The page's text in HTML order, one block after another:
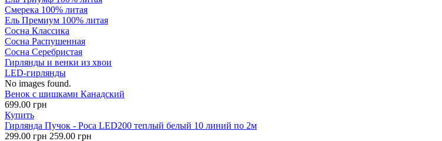
Смерека 100% литая
Ель Премиум 100% литая
Сосна Классика
Сосна Распушенная
Сосна Серебристая
Гирлянды и венки из хвои
LED-гирлянды
No images found.
Венок с шишками Канадский
699.00 грн
Купить
Гирлянда Пучок - Роса LED200 теплый белый 10 линий по 2м
299.00 грн 259.00 грн